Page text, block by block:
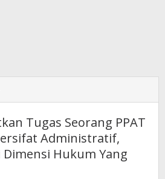
Reza
Ingatkan
Tugas
Seorang
PPAT
Tugas Seorang PPAT
Administratif,
Hukum Yang